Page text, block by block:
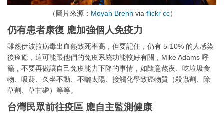
（圖片來源： Moyan Brenn via flickr cc）
仍有患者康復 應加強個人免疫力
雖然伊波拉病毒出血熱致死率高，但要記住，仍有 5-10% 的人感染
後痊癒，這可能跟他們的免疫系統功能較好有關，Mike Adams 呼
籲，不要再做讓自己免疫能力下降的事情，如隨意熬夜、吃垃圾食
物、吸菸、久坐不動、不曬太陽、接觸化學致癌物質（殺蟲劑、除
草劑、草甘磷）等等。
台灣民眾前往疫區 應自主監測健康